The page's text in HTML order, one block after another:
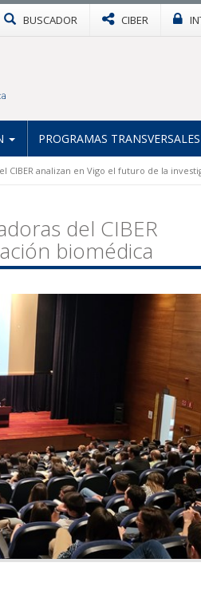
BUSCADOR CIBER
PROGRAMAS TRANSVERSALES
CIBER analizan en Vigo el futuro de la
del CIBER
biomédica